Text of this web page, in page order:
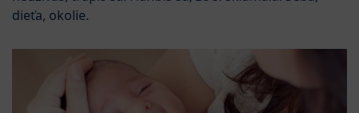
dieťa, okolie.